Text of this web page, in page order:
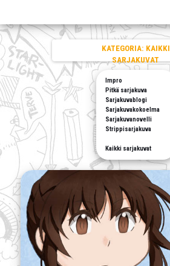
KATEGORIA: KAIKKI
SARJAKUVAT
Impro
Pitkä sarjakuva
Sarjakuvablogi
Sarjakuvakokoelma
Sarjakuvanovelli
Strippisarjakuva
Kaikki sarjakuvat